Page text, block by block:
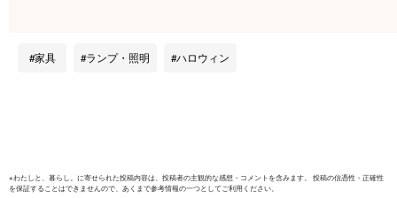
家具 ランプ・照明 ハロウィン
※わたしと、暮らし。 に寄せられた投稿内容は、投稿者の主観的な感想・コメントを含みます。 投稿の信憑性・正確性
を保証することはできませんので、あくまで参考情報の一つとしてご利用ください。